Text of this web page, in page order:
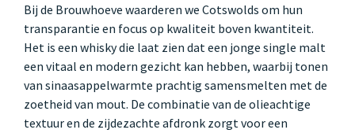
Bij de Brouwhoeve waarderen we Cotswolds om hun
transparantie en focus op kwaliteit boven kwantiteit.
Het is een whisky die laat zien dat een jonge single malt
een vitaal en modern gezicht kan hebben, waarbij tonen
van sinaasappelwarmte prachtig samensmelten met de
zoetheid van mout. De combinatie van de olieachtige
textuur en de zijdezachte afdronk zorgt voor een